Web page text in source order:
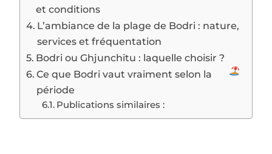
et conditions
L’ambiance de la plage de Bodri : nature,
services et fréquentation
Bodri ou Ghjunchitu : laquelle choisir ?
Ce que Bodri vaut vraiment selon la
période
Publications similaires :